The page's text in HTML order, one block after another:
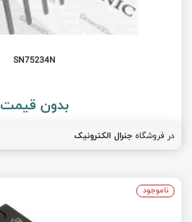
SN75234N
بدون قیمت
در فروشگاه جنرال الکترونیک
ناموجود